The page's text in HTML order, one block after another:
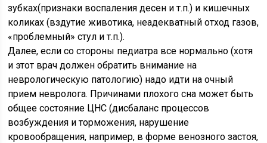
зубках(признаки воспаления десен и т.п.) и кишечных
коликах (вздутие животика, неадекватный отход газов,
«проблемный» стул и т.п.).
Далее, если со стороны педиатра все нормально (хотя
и этот врач должен обратить внимание на
неврологическую патологию) надо идти на очный
прием невролога. Причинами плохого сна может быть
общее состояние ЦНС (дисбаланс процессов
возбуждения и торможения, нарушение
кровообращения, например, в форме венозного застоя,